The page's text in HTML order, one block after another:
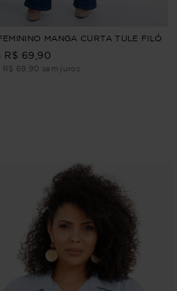
MANGA CURTA TULE FILÓ
R$ 69 90
R$ 69 90 sem juros